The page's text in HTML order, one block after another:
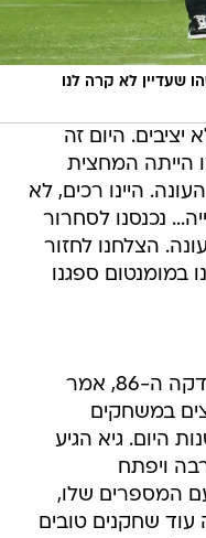
שעדיין לא קרה לנו
היום זה
המחצית
היינו רכים, לא
נכנסנו לסחרור
הצלחנו לחזור
במומנטום ספגנו
על גיא מלמד, שנכנס כמחליף בדקה ה-86, אמר
במשחקים
היום. גיא הגיע
ויפתח
המספרים שלו,
שחקנים טובים